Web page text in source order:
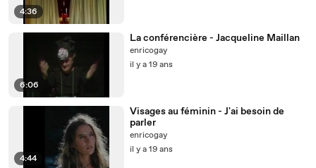
4:36
6:06
La conférencière - Jacqueline Maillan
enricogay
il y a 19 ans
4:44
Visages au féminin - J'ai besoin de
parler
enricogay
il y a 19 ans